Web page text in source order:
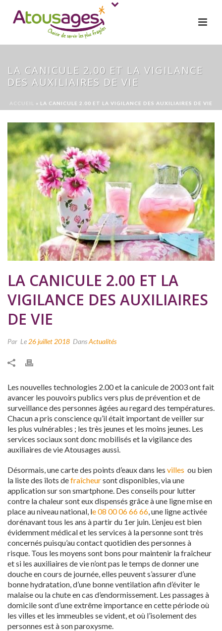
LA CANICULE 2.00 ET LA VIGILANCE
DES AUXILIAIRES DE VIE
ACCUEIL » LA CANICULE 2.00 ET LA VIGILANCE DES AUXILIAIRES DE VIE
LA CANICULE 2.00 ET LA
VIGILANCE DES AUXILIAIRES
DE VIE
Par Le 26 juillet 2018 DansActualités
Les nouvelles technologies 2.00 et la canicule de 2003 ont fait
avancer les pouvoirs publics vers plus de prévention et de
surveillance des personnes âgées au regard des températures.
Chacun a pris conscience qu’il était important de veiller sur
les plus vulnérables ; les très jeunes et les moins jeunes. Les
services sociaux sont donc mobilisés et la vigilance des
auxiliaires de vie Atousages aussi.
Désormais, une carte des points d’eaux dans les villes ou bien
la liste des îlots defraîcheursont disponibles, via une
application sur son smartphone. Des conseils pour lutter
contre la chaleur sont eux dispensés grâce à une ligne mise en
place au niveau national, le 08 00 06 66 66, une ligne activée
dorénavant tous les ans à partir du 1er juin. L’enjeu est bien
évidemment médical et les services à la personne sont très
concernés puisqu’au contact quotidien des personnes à
risque. Tous les moyens sont bons pour maintenir la fraîcheur
et si les auxiliaires de vie n’ont pas le temps de donner une
douche en cours de journée, elles peuvent s’assurer d’une
bonne hydratation, d’une bonne ventilation afin d’éviter le
malaise ou la chute en cas d’endormissement. Les passages à
domicile sont d’une extrême importance en cette période où
les villes et les immeubles se vident, et où l’isolement des
personnes est à son paroxysme.